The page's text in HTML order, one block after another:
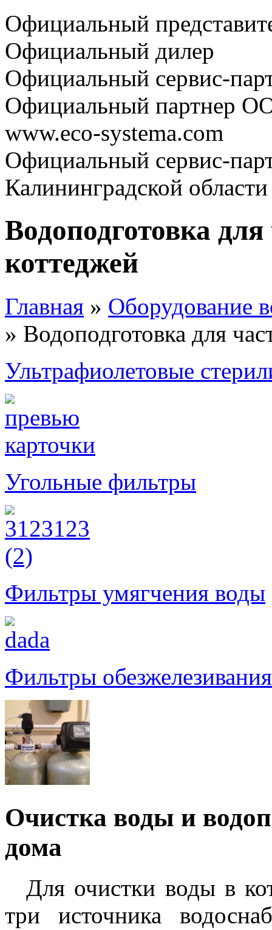
Официальный
Официальный дилер
Официальный сервис-
Официальный партнер
www.eco-systema.com
Официальный сервис-
Калининградской области
Водоподготовка
коттеджей
Главная » Оборудование
» Водоподготовка для
Ультрафиолетовые
Угольные фильтры
Фильтры умягчения воды
Фильтры
Очистка воды и
дома
Для очистки воды в
три источника